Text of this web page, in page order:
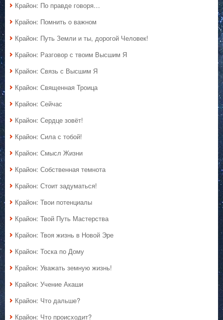
Крайон: По правде говоря…
Крайон: Помнить о важном
Крайон: Путь Земли и ты, дорогой Человек!
Крайон: Разговор с твоим Высшим Я
Крайон: Связь с Высшим Я
Крайон: Священная Троица
Крайон: Сейчас
Крайон: Сердце зовёт!
Крайон: Сила с тобой!
Крайон: Смысл Жизни
Крайон: Собственная темнота
Крайон: Стоит задуматься!
Крайон: Твои потенциалы
Крайон: Твой Путь Мастерства
Крайон: Твоя жизнь в Новой Эре
Крайон: Тоска по Дому
Крайон: Уважать земную жизнь!
Крайон: Учение Акаши
Крайон: Что дальше?
Крайон: Что происходит?